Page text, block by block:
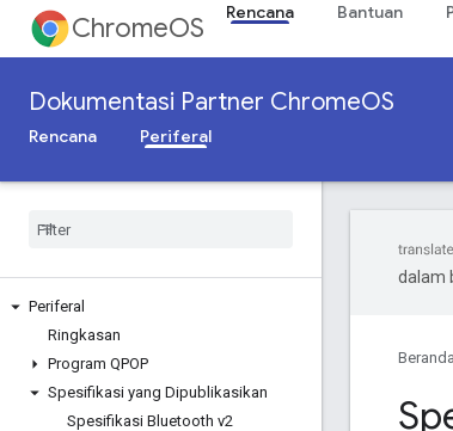
ChromeOS Rencana Bantuan
Dokumentasi Partner ChromeOS
Rencana Periferal
Periferal
Ringkasan
Program QPOP
Spesifikasi yang Dipublikasikan
Spesifikasi Bluetooth v2
dalam
Beranda